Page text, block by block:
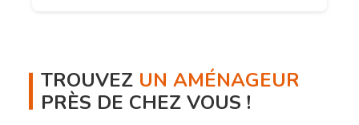
TROUVEZ UN AMÉNAGEUR
PRÈS DE CHEZ VOUS !